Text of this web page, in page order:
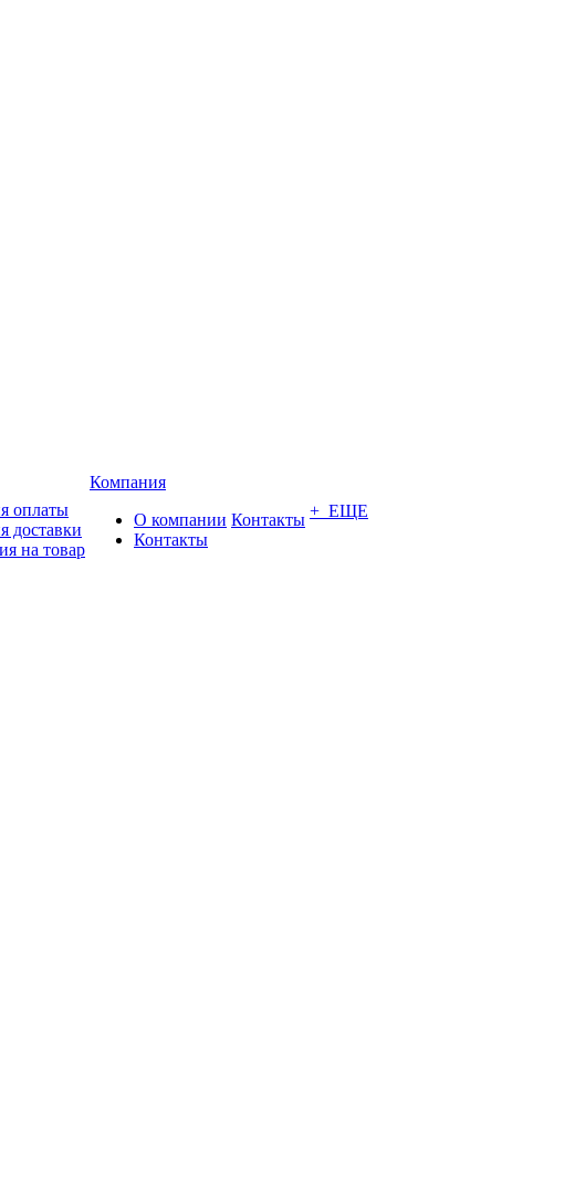
оплаты
доставки
на товар
Компания
О компании
Контакты
Контакты + ЕЩЕ